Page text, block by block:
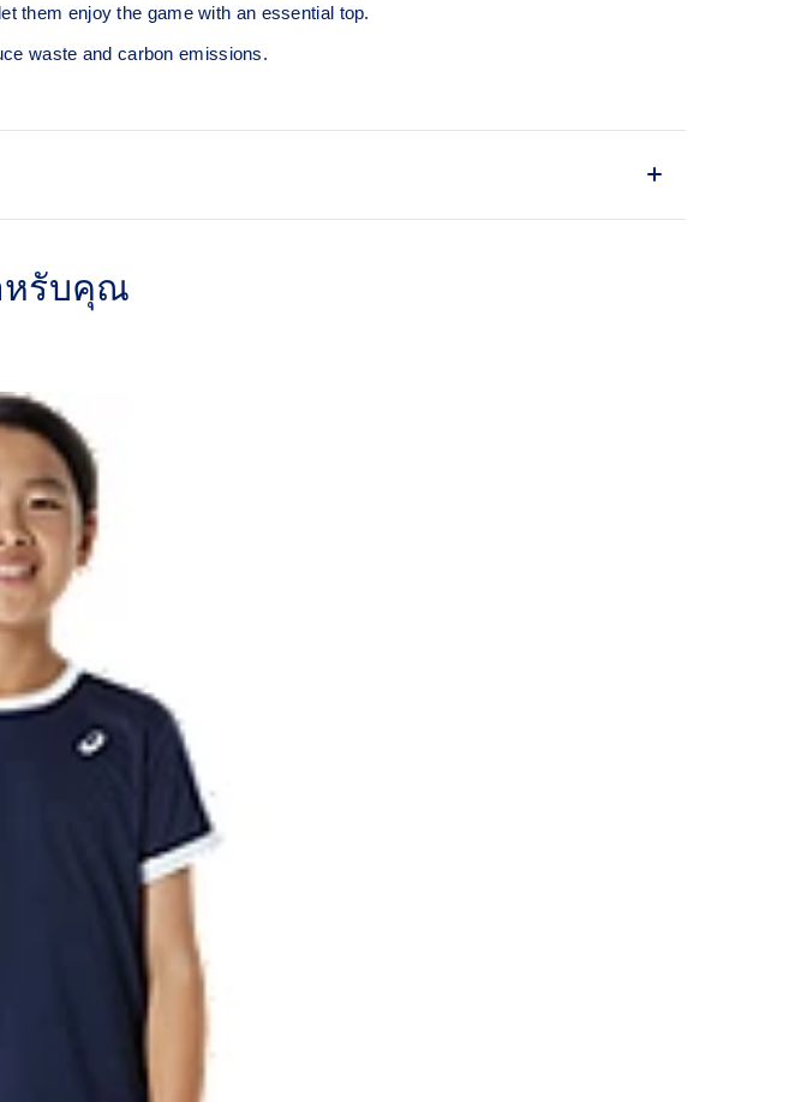
them enjoy the game with an essential top.
waste and carbon emissions.
100% Polyester
หรับคุณ